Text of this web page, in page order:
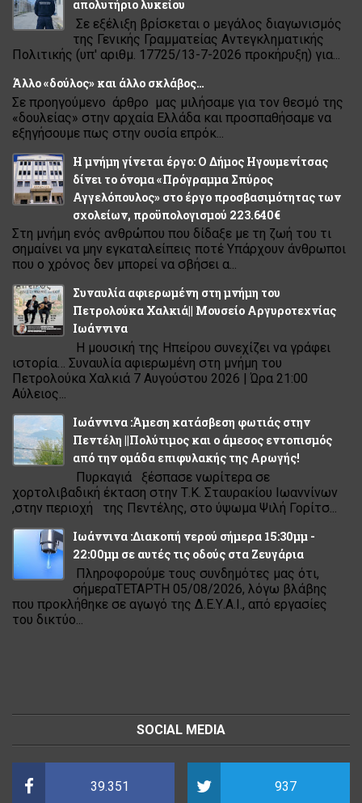
απολυτήριο λυκείου
Σε εξέλιξη βρίσκεται ο μεγάλος διαγωνισμός
της Γενικής Γραμματείας Αντεγκληματικής
Πολιτικής (υπ' αριθμ. 17725/13-7-2026 προκήρυξη) για...
Άλλο «δούλος» και άλλο σκλάβος…
Σε προηγούμενο άρθρο μας μιλήσαμε για τον θεσμό της
«δουλείας» στην αρχαία Ελλάδα και προσπαθήσαμε να
εξηγήσουμε πως στην ουσία επρόκ...
Η μνήμη γίνεται έργο: Ο Δήμος Ηγουμενίτσας
δίνει το όνομα «Πρόγραμμα Σπύρος
Αγγελόπουλος» στο έργο προσβασιμότητας των
σχολείων, προϋπολογισμού 223.640€
Στη μνήμη ενός ανθρώπου που δίδαξε με τη ζωή του τι
σημαίνει να μην εγκαταλείπεις ποτέ Υπάρχουν άνθρωποι
που ο χρόνος δεν μπορεί να σβήσει α...
Συναυλία αφιερωμένη στη μνήμη του
Πετρολούκα Χαλκιά|| Μουσείο Αργυροτεχνίας
Ιωάννινα
Η μουσική της Ηπείρου συνεχίζει να γράφει
ιστορία… Συναυλία αφιερωμένη στη μνήμη του
Πετρολούκα Χαλκιά 7 Αυγούστου 2026 | Ώρα 21:00
Αύλειος...
Ιωάννινα :Άμεση κατάσβεση φωτιάς στην
Πεντέλη ||Πολύτιμος και ο άμεσος εντοπισμός
από την ομάδα επιφυλακής της Αρωγής!
Πυρκαγιά ξέσπασε νωρίτερα σε
χορτολιβαδική έκταση στην Τ.Κ. Σταυρακίου Ιωαννίνων
,στην περιοχή της Πεντέλης, στο ύψωμα Ψιλή Γορίτσ...
Ιωάννινα :Διακοπή νερού σήμερα 15:30μμ -
22:00μμ σε αυτές τις οδούς στα Ζευγάρια
Πληροφορούμε τους συνδημότες μας ότι,
σήμεραΤΕΤΑΡΤΗ 05/08/2026, λόγω βλάβης
που προκλήθηκε σε αγωγό της Δ.Ε.Υ.Α.Ι., από εργασίες
του δικτύο...
SOCIAL MEDIA
39.351 937